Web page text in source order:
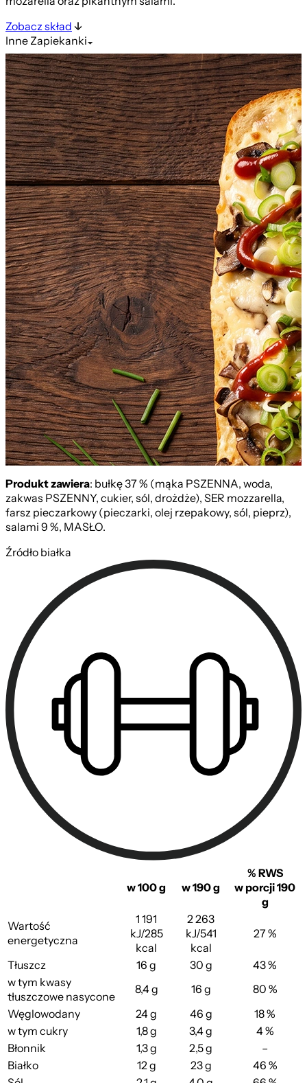
Zobacz skład
InneZapiekanki
z Pieczarkami
Produkt zawiera: bułkę 37 % (mąka PSZENNA, woda,
zakwas PSZENNY, cukier, sól, drożdże), SER mozzarella,
farsz pieczarkowy (pieczarki, olej rzepakowy, sól, pieprz),
salami 9 %, MASŁO.
Źródło białka
w 100 g w 190 g
% RWS
w porcji 190
g
Wartość
energetyczna
1 191
kJ/285
kcal
2 263
kJ/541
kcal
27 %
Tłuszcz 16 g 30 g
43 %
w tym kwasy
tłuszczowe nasycone
8,4 g 16 g
80 %
Węglowodany
24 g 46 g
18 %
w tym cukry
1,8 g 3,4 g
4 %
Błonnik
1,3 g 2,5 g
–
Białko
12 g 23 g
46 %